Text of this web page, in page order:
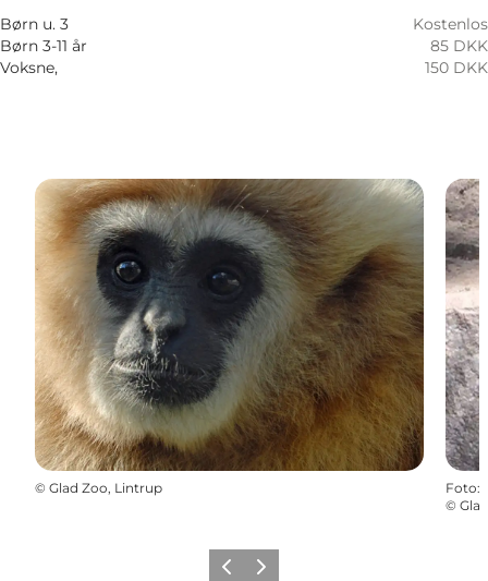
Børn u. 3
Kostenlos
Børn 3-11 år
85 DKK
Voksne,
150 DKK
© Glad Zoo, Lintrup Foto:
©
ZurückWeiter